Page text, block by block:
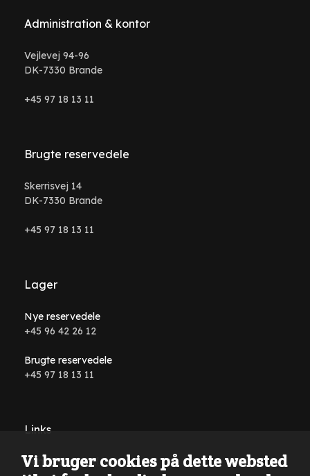
Administration & kontor
Vejlevej 94-96
DK-7330 Brande
+45 97 18 13 11
Brugte reservedele
Skerrisvej 14
DK-7330 Brande
+45 97 18 13 11
Lager
Nye reservedele
+45 96 42 26 12
Brugte reservedele
+45 97 18 13 11
Links
Handelsbetingelser
Vi bruger cookies på dette websted